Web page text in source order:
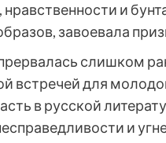
и
завоевала
слишком
встречей для
в русской
и